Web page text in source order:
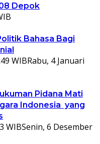
Depok
Bahasa Bagi
WIBRabu, 4 Januari
Pidana Mati
Indonesia yang
WIBSenin, 6 Desember